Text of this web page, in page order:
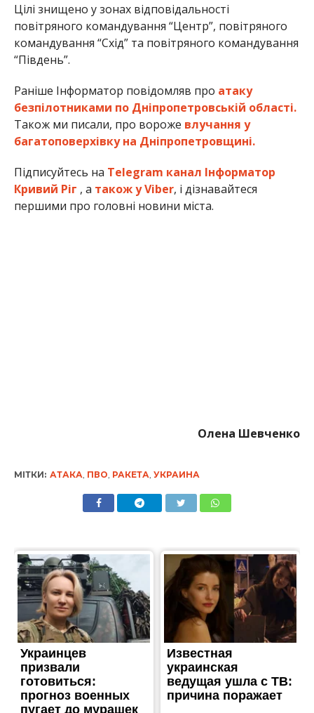
Цілі знищено у зонах відповідальності
повітряного командування “Центр”, повітряного
командування “Схід” та повітряного командування
“Південь”.
Раніше Інформатор повідомляв про атаку
безпілотниками по Дніпропетровській області.
Також ми писали, про вороже влучання у
багатоповерхівку на Дніпропетровщині.
Підписуйтесь на Telegram канал Інформатор
Кривий Ріг , а також у Viber, і дізнавайтеся
першими про головні новини міста.
Олена Шевченко
МІТКИ: АТАКА ПВО РАКЕТА УКРАИНА